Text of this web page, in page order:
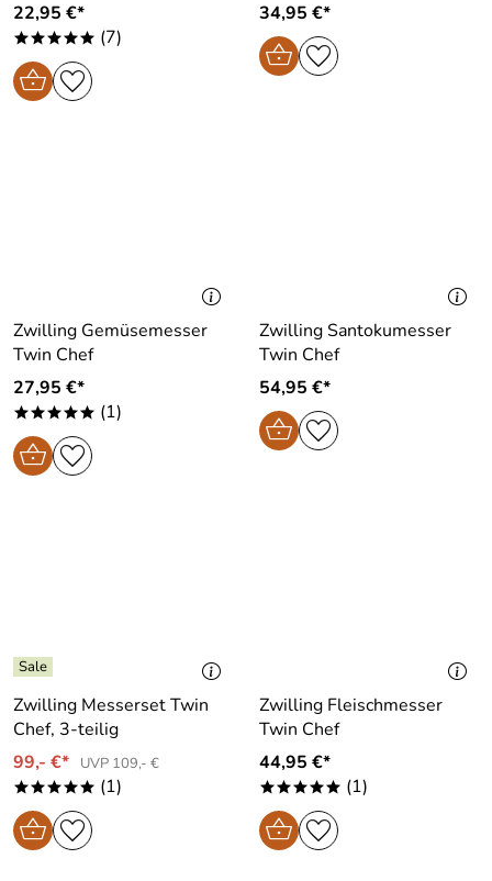
22,95 €*
***** (7)
34,95 €*
Zwilling Gemüsemesser
Twin Chef
27,95 €*
***** (1)
Zwilling Santokumesser
Twin Chef
54,95 €*
Zwilling Messerset Twin
Chef, 3-teilig
99,- €*
UVP 109,- €
***** (1)
Zwilling Fleischmesser
Twin Chef
44,95 €*
***** (1)